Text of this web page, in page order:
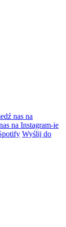
nas na
na Instagram-ie
Wyślij do